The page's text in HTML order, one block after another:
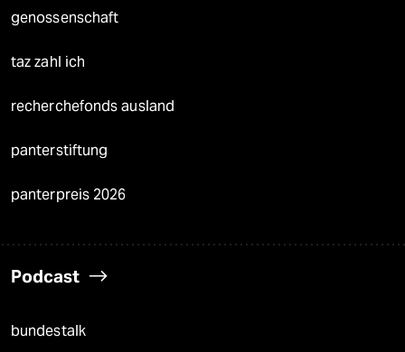
genossenschaft
taz zahl ich
recherchefonds ausland
panterstiftung
panterpreis 2026
Podcast
bundestalk